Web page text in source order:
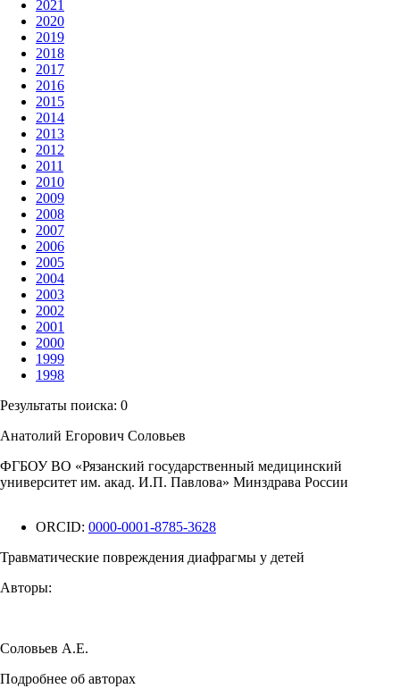
2021
2020
2019
2018
2017
2016
2015
2014
2013
2012
2011
2010
2009
2008
2007
2006
2005
2004
2003
2002
2001
2000
1999
1998
Результаты поиска: 0
Анатолий Егорович Соловьев
ФГБОУ ВО «Рязанский государственный медицинский
университет им. акад. И.П. Павлова» Минздрава России
ORCID: 0000-0001-8785-3628
Травматические повреждения диафрагмы у детей
Авторы:
Соловьев А.Е.
Подробнее об авторах